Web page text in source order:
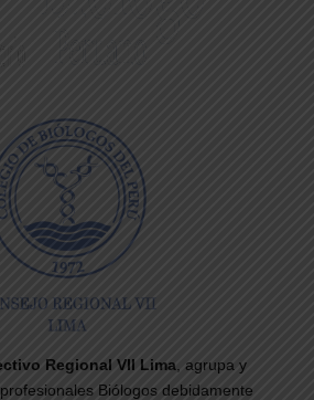
Regional VII Lima , agrupa y
Biólogos debidamente